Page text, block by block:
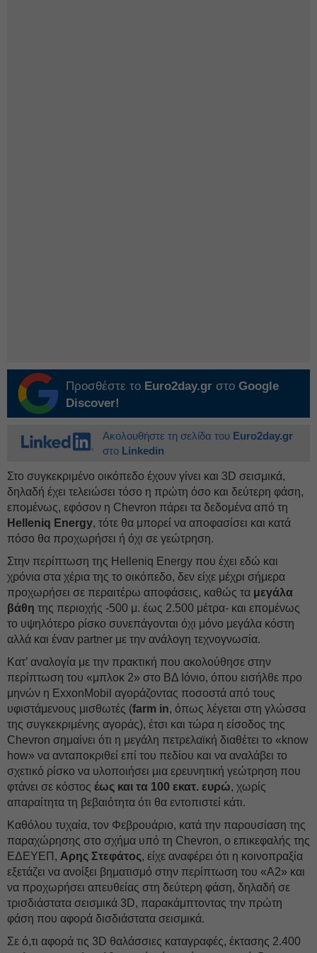
Προσθέστε το Euro2day.gr στο Google
Discover!
Ακολουθήστε τη σελίδα του Euro2day.gr
στο Linkedin
Στο συγκεκριμένο οικόπεδο έχουν γίνει και 3D σεισμικά,
δηλαδή έχει τελειώσει τόσο η πρώτη όσο και δεύτερη φάση,
επομένως, εφόσον η Chevron πάρει τα δεδομένα από τη
Helleniq Energy, τότε θα μπορεί να αποφασίσει και κατά
πόσο θα προχωρήσει ή όχι σε γεώτρηση.
Στην περίπτωση της Helleniq Energy που έχει εδώ και
χρόνια στα χέρια της το οικόπεδο, δεν είχε μέχρι σήμερα
προχωρήσει σε περαιτέρω αποφάσεις, καθώς τα μεγάλα
βάθη της περιοχής -500 μ. έως 2.500 μέτρα- και επομένως
το υψηλότερο ρίσκο συνεπάγονται όχι μόνο μεγάλα κόστη
αλλά και έναν partner με την ανάλογη τεχνογνωσία.
Κατ’ αναλογία με την πρακτική που ακολούθησε στην
περίπτωση του «μπλοκ 2» στο ΒΔ Ιόνιο, όπου εισήλθε προ
μηνών η ExxonMobil αγοράζοντας ποσοστά από τους
υφιστάμενους μισθωτές (farm in, όπως λέγεται στη γλώσσα
της συγκεκριμένης αγοράς), έτσι και τώρα η είσοδος της
Chevron σημαίνει ότι η μεγάλη πετρελαϊκή διαθέτει το «know
how» να ανταποκριθεί επί του πεδίου και να αναλάβει το
σχετικό ρίσκο να υλοποιήσει μια ερευνητική γεώτρηση που
φτάνει σε κόστος έως και τα 100 εκατ. ευρώ, χωρίς
απαραίτητα τη βεβαιότητα ότι θα εντοπιστεί κάτι.
Καθόλου τυχαία, τον Φεβρουάριο, κατά την παρουσίαση της
παραχώρησης στο σχήμα υπό τη Chevron, ο επικεφαλής της
ΕΔΕΥΕΠ, Αρης Στεφάτος, είχε αναφέρει ότι η κοινοπραξία
εξετάζει να ανοίξει βηματισμό στην περίπτωση του «Α2» και
να προχωρήσει απευθείας στη δεύτερη φάση, δηλαδή σε
τρισδιάστατα σεισμικά 3D, παρακάμπτοντας την πρώτη
φάση που αφορά δισδιάστατα σεισμικά.
Σε ό,τι αφορά τις 3D θαλάσσιες καταγραφές, έκτασης 2.400